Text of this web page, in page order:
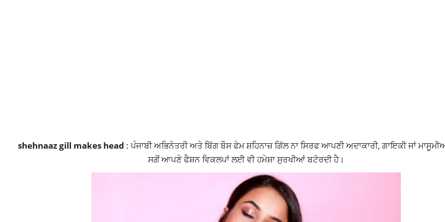
shehnaaz gill makes head : ਪੰਜਾਬੀ ਅਭਿਨੇਤਰੀ ਅਤੇ ਬਿੱਗ ਬੌਸ ਫੇਮ ਸ਼ਹਿਨਾਜ਼ ਗਿੱਲ ਨਾ ਸਿਰਫ ਆਪਣੀ ਅਦਾਕਾਰੀ, ਗਾਇਕੀ ਜਾਂ
ਸਗੋਂ ਆਪਣੇ ਫੈਸ਼ਨ ਵਿਕਲਪਾਂ ਲਈ ਵੀ ਹਮੇਸ਼ਾ ਸੁਰਖੀਆਂ ਬਟੋਰਦੀ ਹੈ।